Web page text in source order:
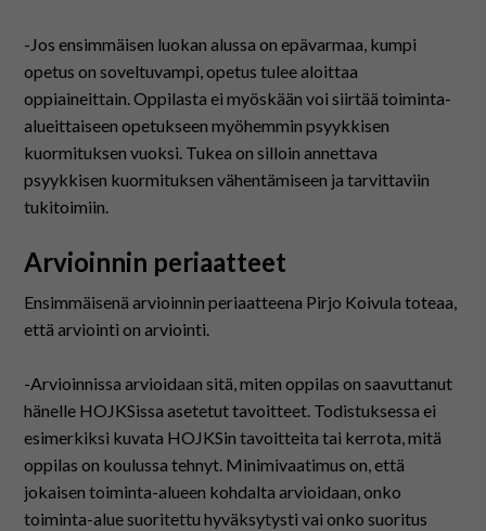
-Jos ensimmäisen luokan alussa on epävarmaa, kumpi
opetus on soveltuvampi, opetus tulee aloittaa
oppiaineittain. Oppilasta ei myöskään voi siirtää toiminta-
alueittaiseen opetukseen myöhemmin psyykkisen
kuormituksen vuoksi. Tukea on silloin annettava
psyykkisen kuormituksen vähentämiseen ja tarvittaviin
tukitoimiin.
Arvioinnin periaatteet
Ensimmäisenä arvioinnin periaatteena Pirjo Koivula toteaa,
että arviointi on arviointi.
-Arvioinnissa arvioidaan sitä, miten oppilas on saavuttanut
hänelle HOJKSissa asetetut tavoitteet. Todistuksessa ei
esimerkiksi kuvata HOJKSin tavoitteita tai kerrota, mitä
oppilas on koulussa tehnyt. Minimivaatimus on, että
jokaisen toiminta-alueen kohdalta arvioidaan, onko
toiminta-alue suoritettu hyväksytysti vai onko suoritus